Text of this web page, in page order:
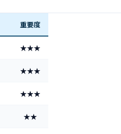
重要度
★★★
★★★
★★★
★★